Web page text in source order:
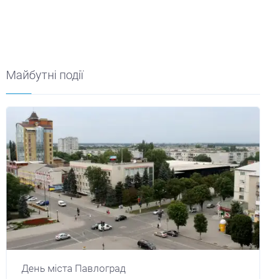
Майбутні події
День міста Павлоград